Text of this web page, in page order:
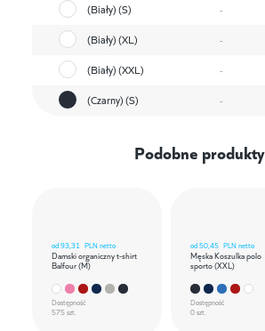
(Biały) (S)
-
(Biały) (XL)
-
(Biały) (XXL)
-
(Czarny) (S)
-
Podobne produkty
od93,31 PLN netto
Damski organiczny t-shirt
Balfour (M)
Dostępność
575 szt.
od50,45 PLN netto
Męska Koszulka polo
sporto (XXL)
Dostępność
0 szt.